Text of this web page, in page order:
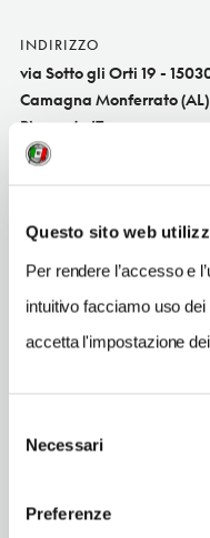
Questo sito web
Per rendere l’accesso e
intuitivo facciamo uso
accetta l'impostazione
delNecessari
Preferenze
INDIRIZZO
via Sotto gli Orti 19 -
Camagna Monferrato (AL)
Piemonte IT
SITO WEB
INDIRIZZO EMAIL
info@dapaola.it
TELEFONO
3351762357